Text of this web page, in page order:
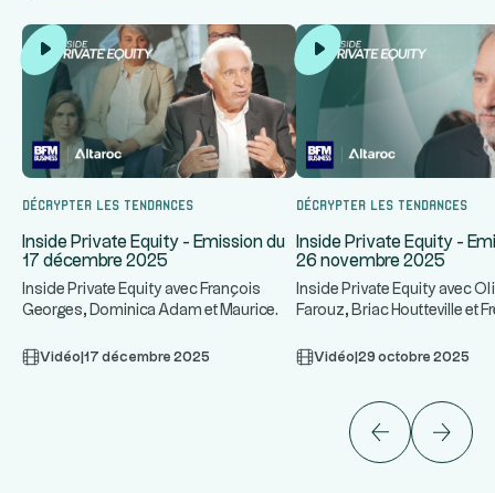
Décrypter les tendances
Inside Private Equity - Emission du
17 décembre 2025
Inside Private Equity avec François
Georges, Dominica Adam et Maurice
Vidéo 17 décembre 2025
Décrypter les tendances
Inside Private Equity -
26 novembre 2025
Inside Private Equity avec
Farouz, Briac Houtteville et
Vidéo 29 octobre 2025